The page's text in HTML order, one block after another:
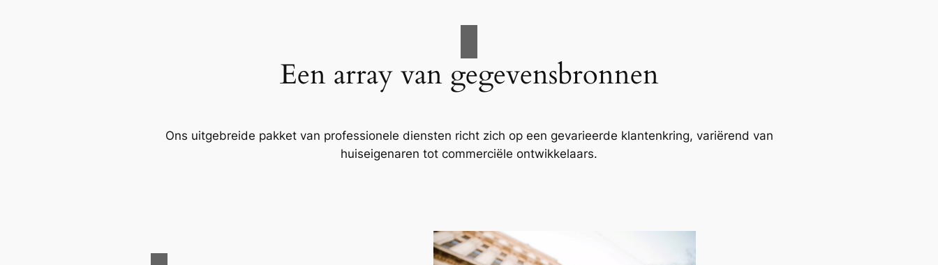
Een array van gegevensbronnen
Ons uitgebreide pakket van professionele diensten richt zich op een gevarieerde klantenkring, variërend van
huiseigenaren tot commerciële ontwikkelaars.